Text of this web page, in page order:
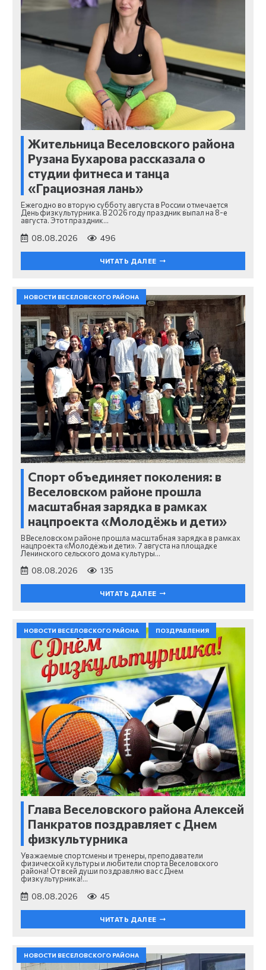
Жительница Веселовского района
Рузана Бухарова рассказала о
студии фитнеса и танца
«Грациозная лань»
Ежегодно во вторую субботу августа в России отмечается
День физкультурника. В 2026 году праздник выпал на 8-е
августа. Этот праздник…
08.08.2026 496
ЧИТАТЬ ДАЛЕЕ
НОВОСТИ ВЕСЕЛОВСКОГО РАЙОНА
Спорт объединяет поколения: в
Веселовском районе прошла
масштабная зарядка в рамках
нацпроекта «Молодёжь и дети»
В Веселовском районе прошла масштабная зарядка в рамках
нацпроекта «Молодёжь и дети». 7 августа на площадке
Ленинского сельского дома культуры…
08.08.2026 135
ЧИТАТЬ ДАЛЕЕ
НОВОСТИ ВЕСЕЛОВСКОГО РАЙОНА ПОЗДРАВЛЕНИЯ
Глава Веселовского района Алексей
Панкратов поздравляет с Днем
физкультурника
Уважаемые спортсмены и тренеры, преподаватели
физической культуры и любители спорта Веселовского
района! От всей души поздравляю вас с Днем
физкультурника!…
08.08.2026 45
ЧИТАТЬ ДАЛЕЕ
НОВОСТИ ВЕСЕЛОВСКОГО РАЙОНА